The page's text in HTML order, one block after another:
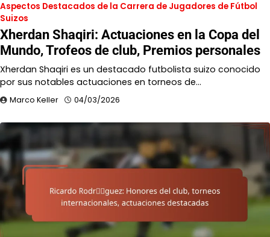
Aspectos Destacados de la Carrera de Jugadores de Fútbol
Suizos
Xherdan Shaqiri: Actuaciones en la Copa del
Mundo, Trofeos de club, Premios personales
Xherdan Shaqiri es un destacado futbolista suizo conocido
por sus notables actuaciones en torneos de…
Marco Keller 04/03/2026